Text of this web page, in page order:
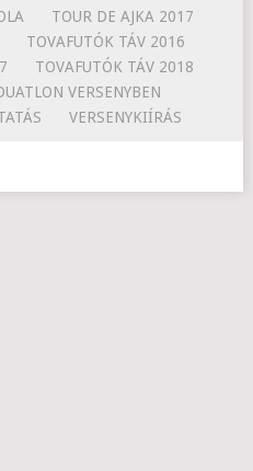
TOUR DE AJKA 2017
TOVAFUTÓK TÁV 2016
TOVAFUTÓK TÁV 2018
VERSENYBEN
VERSENYKIÍRÁS